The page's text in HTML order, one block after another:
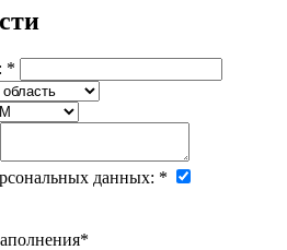
*
данных: *
*